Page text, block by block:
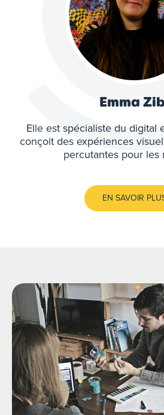
Emma
Elle est spécialiste du digital
conçoit des expériences
percutantes pour les
EN SAVOIR